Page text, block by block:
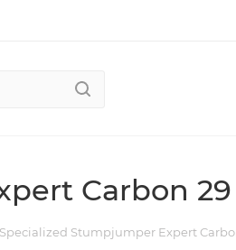
Carbon 29
Stumpjumper Expert